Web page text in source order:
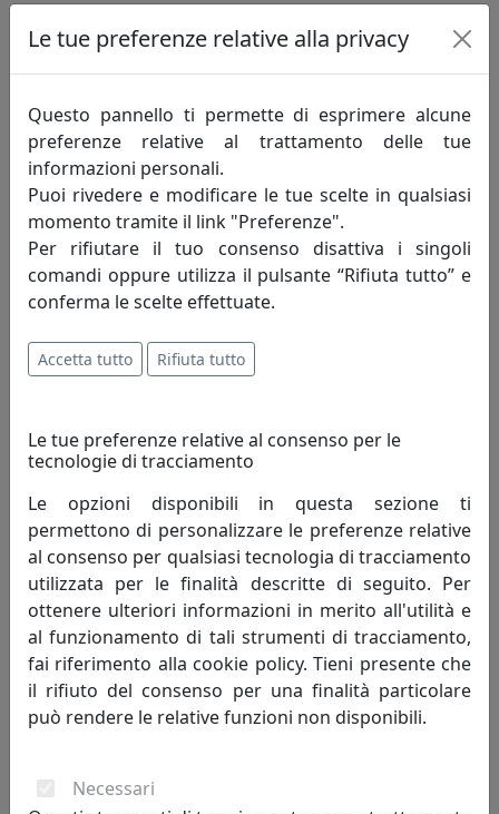
LAMPADARIO COLLEZIONE SANREMO C270-12
Ferroluce
Ferroluce
694,00 €
Le tue preferenze relative alla privacy
Questo pannello ti permette di esprimere alcune
preferenze relative al trattamento delle tue
informazioni personali.
Puoi rivedere e modificare le tue scelte in qualsiasi
momento tramite il link "Preferenze".
Per rifiutare il tuo consenso disattiva i singoli
comandi oppure utilizza il pulsante “Rifiuta tutto” e
conferma le scelte effettuate.
Accetta tutto Rifiuta tutto
Le tue preferenze relative al consenso per le
tecnologie di tracciamento
Le opzioni disponibili in questa sezione ti
permettono di personalizzare le preferenze relative
al consenso per qualsiasi tecnologia di tracciamento
utilizzata per le finalità descritte di seguito. Per
ottenere ulteriori informazioni in merito all'utilità e
al funzionamento di tali strumenti di tracciamento,
fai riferimento alla cookie policy. Tieni presente che
il rifiuto del consenso per una finalità particolare
può rendere le relative funzioni non disponibili.
Necessari